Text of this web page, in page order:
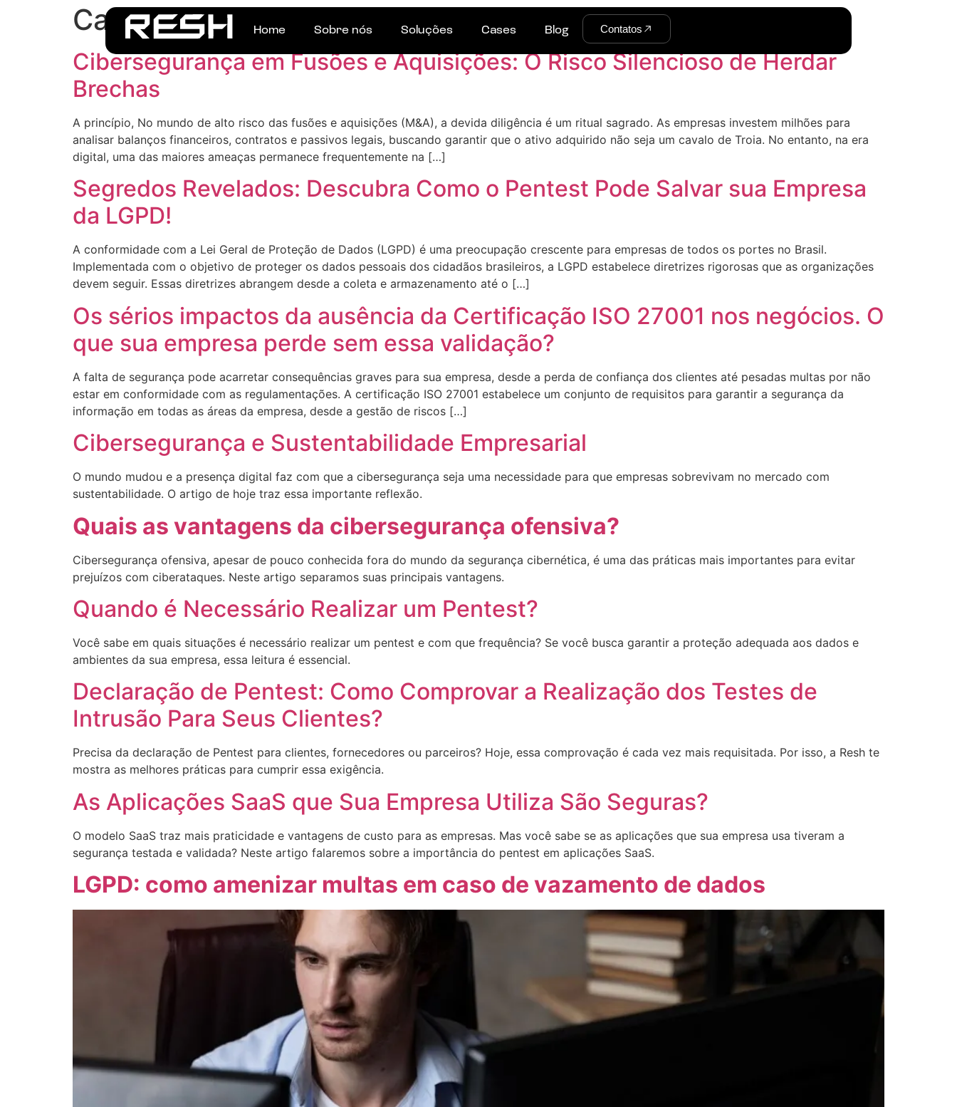
Home Sobre nós Soluções Cases Blog Contatos
Categoria:Jurídico
Cibersegurança em Fusões e Aquisições: O Risco Silencioso de Herdar
Brechas
A princípio, No mundo de alto risco das fusões e aquisições (M&A), a devida diligência é um ritual sagrado. As empresas investem milhões para
analisar balanços financeiros, contratos e passivos legais, buscando garantir que o ativo adquirido não seja um cavalo de Troia. No entanto, na era
digital, uma das maiores ameaças permanece frequentemente na […]
Segredos Revelados: Descubra Como o Pentest Pode Salvar sua Empresa
da LGPD!
A conformidade com a Lei Geral de Proteção de Dados (LGPD) é uma preocupação crescente para empresas de todos os portes no Brasil.
Implementada com o objetivo de proteger os dados pessoais dos cidadãos brasileiros, a LGPD estabelece diretrizes rigorosas que as organizações
devem seguir. Essas diretrizes abrangem desde a coleta e armazenamento até o […]
Os sérios impactos da ausência da Certificação ISO 27001 nos negócios. O
que sua empresa perde sem essa validação?
A falta de segurança pode acarretar consequências graves para sua empresa, desde a perda de confiança dos clientes até pesadas multas por não
estar em conformidade com as regulamentações. A certificação ISO 27001 estabelece um conjunto de requisitos para garantir a segurança da
informação em todas as áreas da empresa, desde a gestão de riscos […]
Cibersegurança e Sustentabilidade Empresarial​​
O mundo mudou e a presença digital faz com que a cibersegurança seja uma necessidade para que empresas sobrevivam no mercado com
sustentabilidade. O artigo de hoje traz essa importante reflexão.
Quais as vantagens da cibersegurança ofensiva?
Cibersegurança ofensiva, apesar de pouco conhecida fora do mundo da segurança cibernética, é uma das práticas mais importantes para evitar
prejuízos com ciberataques. Neste artigo separamos suas principais vantagens.
Quando é Necessário Realizar um Pentest?
Você sabe em quais situações é necessário realizar um pentest e com que frequência? Se você busca garantir a proteção adequada aos dados e
ambientes da sua empresa, essa leitura é essencial.
Declaração de Pentest: Como Comprovar a Realização dos Testes de
Intrusão Para Seus Clientes?
Precisa da declaração de Pentest para clientes, fornecedores ou parceiros? Hoje, essa comprovação é cada vez mais requisitada. Por isso, a Resh te
mostra as melhores práticas para cumprir essa exigência.
As Aplicações SaaS que Sua Empresa Utiliza São Seguras?
O modelo SaaS traz mais praticidade e vantagens de custo para as empresas. Mas você sabe se as aplicações que sua empresa usa tiveram a
segurança testada e validada? Neste artigo falaremos sobre a importância do pentest em aplicações SaaS.
LGPD: como amenizar multas em caso de vazamento de dados